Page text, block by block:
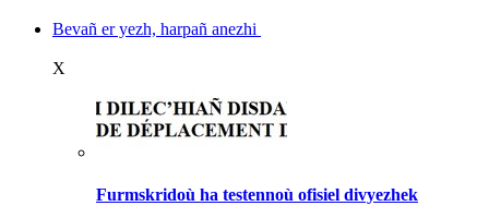
Bevañ er yezh, harpañ anezhi
X
Furmskridoù ha testennoù ofisiel divyezhek